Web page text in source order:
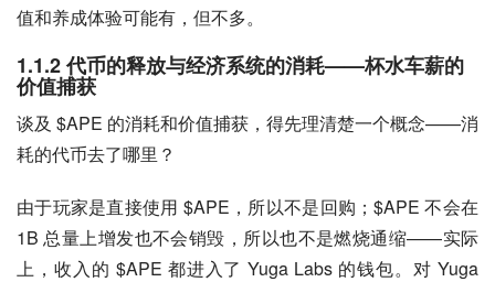
值和养成体验可能有，但不多。
1.1.2 代币的释放与经济系统的消耗——杯水车薪的
价值捕获
谈及 $APE 的消耗和价值捕获，得先理清楚一个概念——消
耗的代币去了哪里？
由于玩家是直接使用 $APE，所以不是回购；$APE 不会在
1B 总量上增发也不会销毁，所以也不是燃烧通缩——实际
上，收入的 $APE 都进入了 Yuga Labs 的钱包。对 Yuga